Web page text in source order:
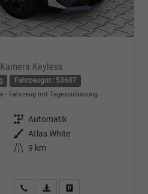
Keyless
Fahrzeugnr.: 53607
Fahrzeug mit Tageszulassung
Getriebe Automatik
Außenfarbe Atlas White
Kilometerstand 9 km
Kontakt & Angebot anfordern
PDF-Datei, Fahrzeugexposé